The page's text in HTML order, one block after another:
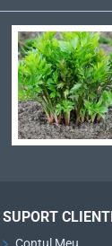
SUPORT